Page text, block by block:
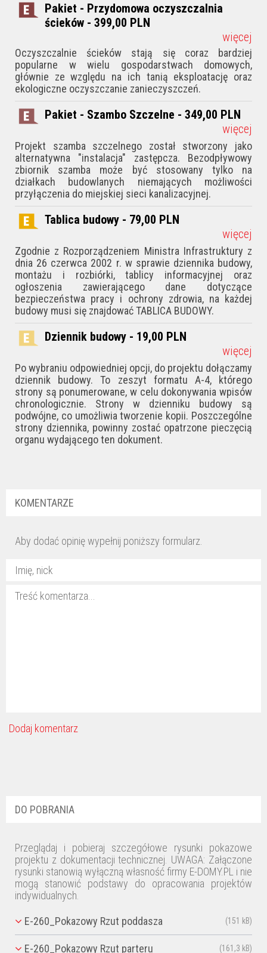
Pakiet - Przydomowa oczyszczalnia
ścieków - 399,00 PLN
więcej
Oczyszczalnie ścieków stają się coraz bardziej
popularne w wielu gospodarstwach domowych,
głównie ze względu na ich tanią eksploatację oraz
ekologiczne oczyszczanie zanieczyszczeń.
Pakiet - Szambo Szczelne - 349,00 PLN
więcej
Projekt szamba szczelnego został stworzony jako
alternatywna "instalacja" zastępcza. Bezodpływowy
zbiornik szamba może być stosowany tylko na
działkach budowlanych niemających możliwości
przyłączenia do miejskiej sieci kanalizacyjnej.
Tablica budowy - 79,00 PLN
więcej
Zgodnie z Rozporządzeniem Ministra Infrastruktury z
dnia 26 czerwca 2002 r. w sprawie dziennika budowy,
montażu i rozbiórki, tablicy informacyjnej oraz
ogłoszenia zawierającego dane dotyczące
bezpieczeństwa pracy i ochrony zdrowia, na każdej
budowy musi się znajdować TABLICA BUDOWY.
Dziennik budowy - 19,00 PLN
więcej
Po wybraniu odpowiedniej opcji, do projektu dołączamy
dziennik budowy. To zeszyt formatu A-4, którego
strony są ponumerowane, w celu dokonywania wpisów
chronologicznie. Strony w dzienniku budowy są
podwójne, co umożliwia tworzenie kopii. Poszczególne
strony dziennika, powinny zostać opatrzone pieczęcią
organu wydającego ten dokument.
KOMENTARZE
Aby dodać opinię wypełnij poniższy formularz.
Dodaj komentarz
DO POBRANIA
Przeglądaj i pobieraj szczegółowe rysunki pokazowe
projektu z dokumentacji technicznej. UWAGA: Załączone
rysunki stanowią wyłączną własność firmy E-DOMY.PL i nie
mogą stanowić podstawy do opracowania projektów
indywidualnych.
E-260_Pokazowy Rzut poddasza (151 kB)
E-260_Pokazowy Rzut parteru (161,3 kB)